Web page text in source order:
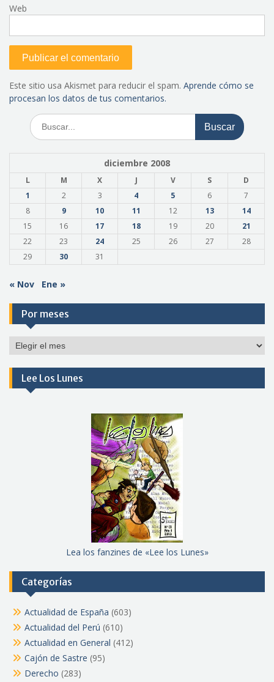
Web
Este sitio usa Akismet para reducir el spam. Aprende cómo se
procesan los datos de tus comentarios.
Buscar:
diciembre 2008
L M X J V S
D
1
2 3 4 5 6
7
8
9 10 11 12 13
14
15
16 17 18 19 20
21
22
23 24 25 26 27
28
29
30 31
« Nov Ene »
Por meses
Por
Lee Los Lunes
Lea los fanzines de «Lee los Lunes»
Categorías
Actualidad de España (603)
Actualidad del Perú (610)
Actualidad en General (412)
Cajón de Sastre (95)
Derecho (283)